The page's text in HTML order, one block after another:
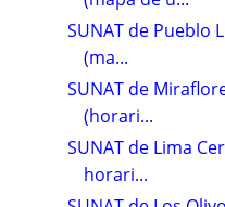
SUNAT de Pueblo
(ma...
SUNAT de
(horari...
SUNAT de Lima
horari...